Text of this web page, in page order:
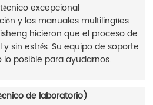
excepcional
y los manuales multilingües
hicieron que el proceso de
sin estrés. Su equipo de soporte
lo posible para ayudarnos.
de laboratorio)